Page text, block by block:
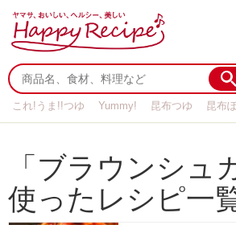
これ!うま!!つゆ Yummy! 昆布つゆ 昆布
「ブラウンシュ
使ったレシピ一